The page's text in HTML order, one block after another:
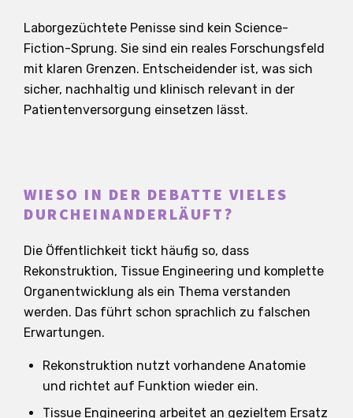
Laborgezüchtete Penisse sind kein Science-
Fiction-Sprung. Sie sind ein reales Forschungsfeld
mit klaren Grenzen. Entscheidender ist, was sich
sicher, nachhaltig und klinisch relevant in der
Patientenversorgung einsetzen lässt.
WIESO IN DER DEBATTE VIELES
DURCHEINANDERLÄUFT?
Die Öffentlichkeit tickt häufig so, dass
Rekonstruktion, Tissue Engineering und komplette
Organentwicklung als ein Thema verstanden
werden. Das führt schon sprachlich zu falschen
Erwartungen.
Rekonstruktion nutzt vorhandene Anatomie
und richtet auf Funktion wieder ein.
Tissue Engineering arbeitet an gezieltem Ersatz